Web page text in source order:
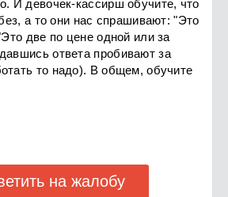
И девочек-кассирш обучите, что
а то они нас спрашивают: "Это
две по цене одной или за
ответа пробивают за
то надо). В общем, обучите
на жалобу